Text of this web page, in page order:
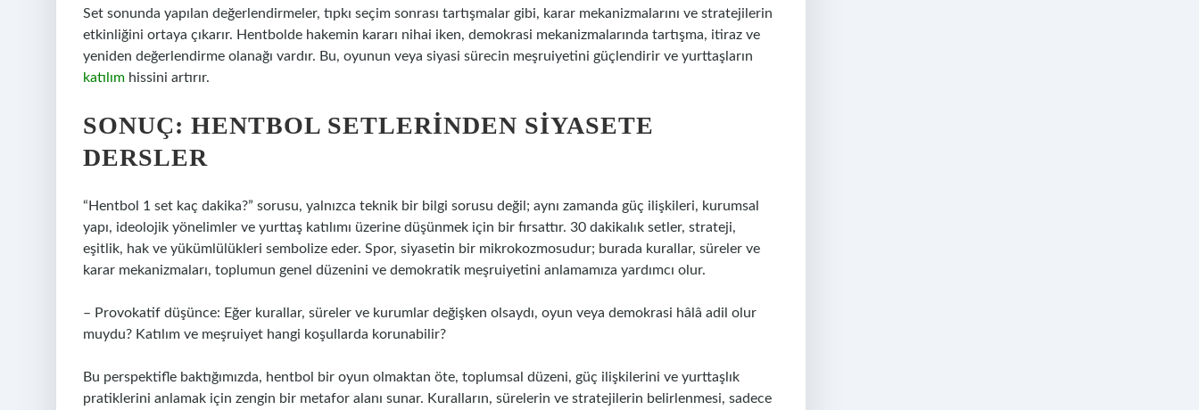
Set sonunda yapılan değerlendirmeler, tıpkı seçim sonrası tartışmalar gibi, karar mekanizmalarını ve stratejilerin
etkinliğini ortaya çıkarır. Hentbolde hakemin kararı nihai iken, demokrasi mekanizmalarında tartışma, itiraz ve
yeniden değerlendirme olanağı vardır. Bu, oyunun veya siyasi sürecin meşruiyetini güçlendirir ve yurttaşların
katılım hissini artırır.
SONUÇ: HENTBOL SETLERINDEN SIYASETE
DERSLER
“Hentbol 1 set kaç dakika?” sorusu, yalnızca teknik bir bilgi sorusu değil; aynı zamanda güç ilişkileri, kurumsal
yapı, ideolojik yönelimler ve yurttaş katılımı üzerine düşünmek için bir fırsattır. 30 dakikalık setler, strateji,
eşitlik, hak ve yükümlülükleri sembolize eder. Spor, siyasetin bir mikrokozmosudur; burada kurallar, süreler ve
karar mekanizmaları, toplumun genel düzenini ve demokratik meşruiyetini anlamamıza yardımcı olur.
– Provokatif düşünce: Eğer kurallar, süreler ve kurumlar değişken olsaydı, oyun veya demokrasi hâlâ adil olur
muydu? Katılım ve meşruiyet hangi koşullarda korunabilir?
Bu perspektifle baktığımızda, hentbol bir oyun olmaktan öte, toplumsal düzeni, güç ilişkilerini ve yurttaşlık
pratiklerini anlamak için zengin bir metafor alanı sunar. Kuralların, sürelerin ve stratejilerin belirlenmesi, sadece